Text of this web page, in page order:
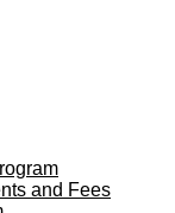
and Fees